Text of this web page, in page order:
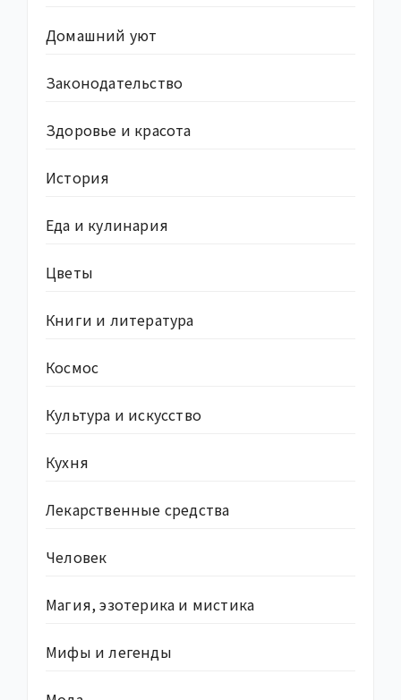
Домашний уют
Законодательство
Здоровье и красота
История
Еда и кулинария
Цветы
Книги и литература
Космос
Культура и искусство
Кухня
Лекарственные средства
Человек
Магия, эзотерика и мистика
Мифы и легенды